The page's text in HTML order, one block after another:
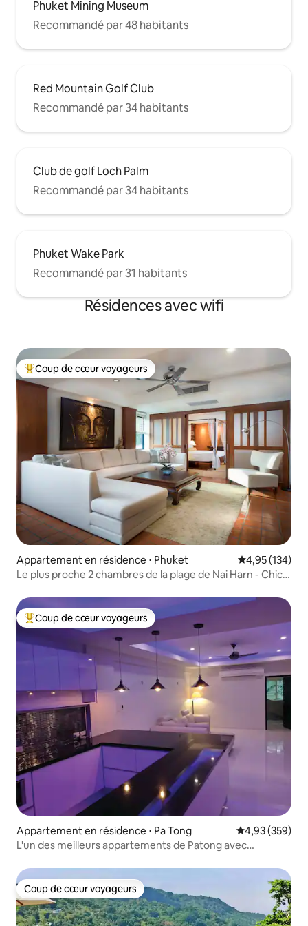
Phuket Mining Museum
Recommandé par 48 habitants
Red Mountain Golf Club
Recommandé par 34 habitants
Club de golf Loch Palm
Recommandé par 34 habitants
Phuket Wake Park
Recommandé par 31 habitants
Résidences avec wifi
Coups de cœur voyageurs les plus appréciés
Coup de cœur voyageurs
Appartement en résidence ⋅ Phuket Évaluation
4,95 (134)
Le plus proche 2 chambres de la plage de Nai Harn - Chic
Coups de cœur voyageurs les plus appréciés
Coup de cœur voyageurs
Appartement en résidence ⋅ Pa Tong Évaluation
4,93 (359)
L'un des meilleurs appartements de Patong avec
Coup de cœur voyageurs
Coup de cœur voyageurs